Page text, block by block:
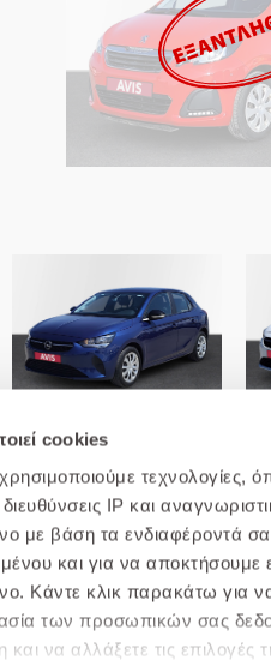
cookies
τεχνολογίες,
IP και
με βάση τα ενδιαφέροντά
και για να αποκτήσουμε
Κάντε κλικ παρακάτω
των προσωπικών σας
να αλλάξετε τις
Πολιτική cookie
© 2019